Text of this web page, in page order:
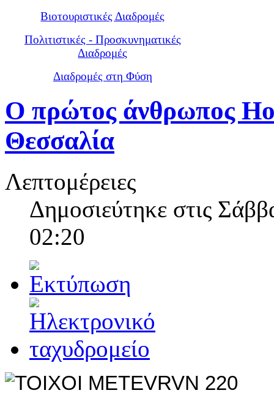
Βιοτουριστικές Διαδρομές
Πολιτιστικές - Προσκυνηματικές
Διαδρομές
Διαδρομές στη Φύση
Ο πρώτος άνθρωπος
Θεσσαλία
Λεπτομέρειες
Δημοσιεύτηκε στις
02:20